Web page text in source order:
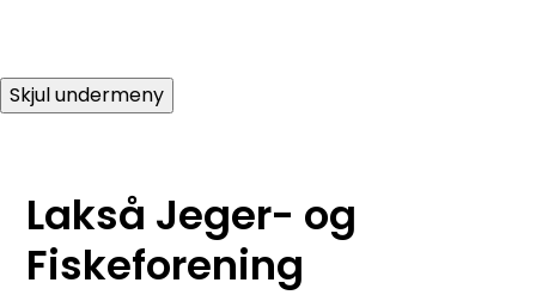
Skjul undermeny
Lakså Jeger- og
Fiskeforening